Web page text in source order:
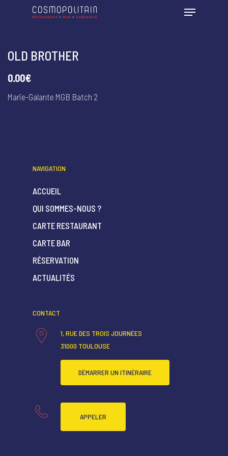
OLD BROTHER
0.00€
Marie-Galante MGB Batch 2
NAVIGATION
ACCUEIL
QUI SOMMES-NOUS ?
CARTE RESTAURANT
CARTE BAR
RÉSERVATION
ACTUALITÉS
CONTACT
1, RUE DES TROIS JOURNÉES
31000 TOULOUSE
DÉMARRER UN ITINÉRAIRE
APPELER
ACTUALITÉS